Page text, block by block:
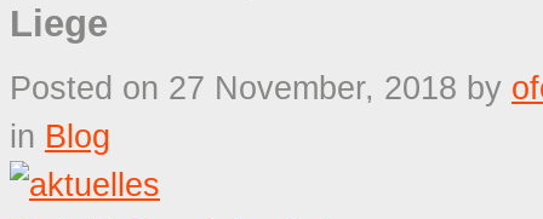
Liege
Posted on 27 November, 2018 by
in Blog